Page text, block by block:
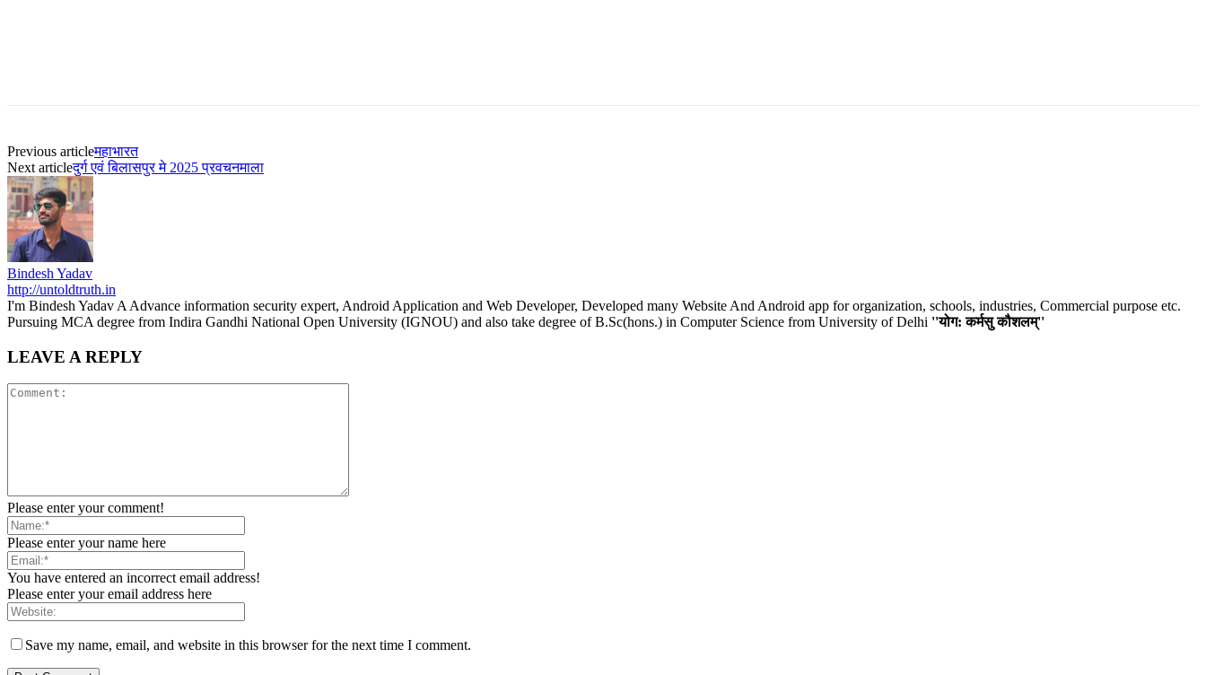
Previous articleमहाभारत
Next articleदुर्ग एवं बिलासपुर मे 2025 प्रवचनमाला
Bindesh Yadav
http://untoldtruth.in
I'm Bindesh Yadav A Advance information security expert, Android Application and Web Developer, Developed many Website And Android app for organization, schools, industries, Commercial purpose etc.
Pursuing MCA degree from Indira Gandhi National Open University (IGNOU) and also take degree of B.Sc(hons.) in Computer Science from University of Delhi ''योग: कर्मसु कौशलम्''
LEAVE A REPLY
Please enter your comment!
Please enter your name here
You have entered an incorrect email address!
Please enter your email address here
Save my name, email, and website in this browser for the next time I comment.